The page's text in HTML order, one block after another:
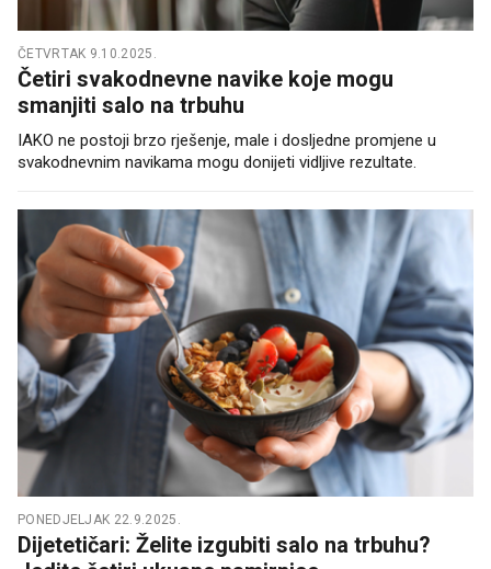
ČETVRTAK 9.10.2025.
Četiri svakodnevne navike koje mogu
smanjiti salo na trbuhu
IAKO ne postoji brzo rješenje, male i dosljedne promjene u
svakodnevnim navikama mogu donijeti vidljive rezultate.
PONEDJELJAK 22.9.2025.
Dijetetičari: Želite izgubiti salo na trbuhu?